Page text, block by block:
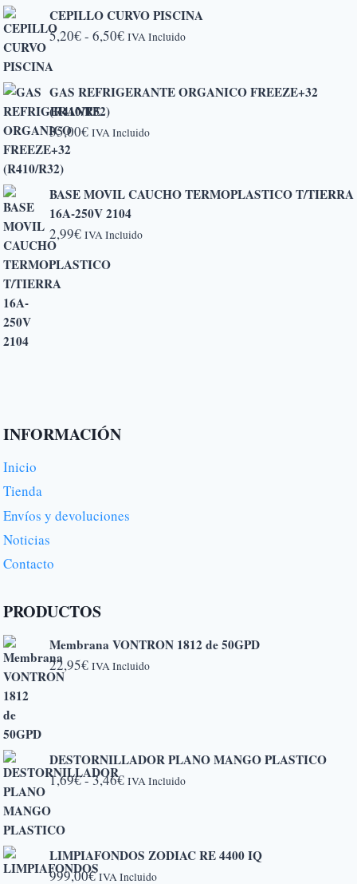
CEPILLO CURVO PISCINA
5,20€- 6,50€Rango
desde
hasta
IVA Incluido
GAS REFRIGERANTE ORGANICO FREEZE+32
(R410/R32)
35,00€ IVA Incluido
BASE MOVIL CAUCHO TERMOPLASTICO T/TIERRA
16A-250V 2104
2,99€ IVA Incluido
INFORMACIÓN
Inicio
Tienda
Envíos y devoluciones
Noticias
Contacto
PRODUCTOS
Membrana VONTRON 1812 de 50GPD
22,95€ IVA Incluido
DESTORNILLADOR PLANO MANGO PLASTICO
1,69€-3,46€Rango
1,69€
IVA Incluido
LIMPIAFONDOS ZODIAC RE 4400 IQ
999,00€ IVA Incluido